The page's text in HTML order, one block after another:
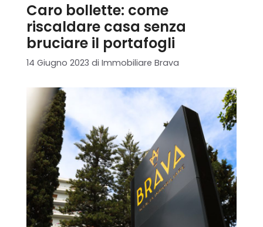
Caro bollette: come
riscaldare casa senza
bruciare il portafogli
14 Giugno 2023 di Immobiliare Brava